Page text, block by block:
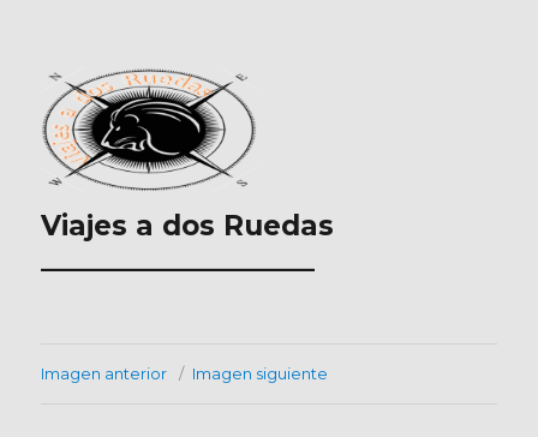
Viajes a dos Ruedas
___________________
Imagen anterior Imagen siguiente